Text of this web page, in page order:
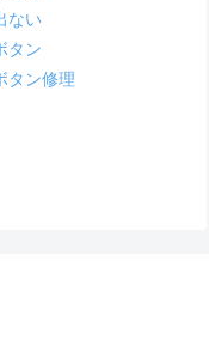
ない
タン
タン修理